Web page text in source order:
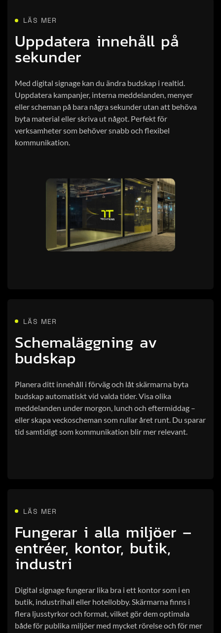
LÄS MER
Uppdatera innehåll på
sekunder
Med digital signage kan du ändra budskap i realtid.
Uppdatera kampanjer, interna meddelanden, menyer
eller scheman på bara några sekunder utan att behöva
byta material eller skriva ut något. Perfekt för
verksamheter som behöver snabb och flexibel
kommunikation.
LÄS MER
Schemaläggning av
budskap
Planera ditt innehåll i förväg och låt skärmarna byta
budskap automatiskt vid valda tider. Visa olika
meddelanden under morgon, lunch och eftermiddag –
eller skapa veckoscheman som rullar året runt. Du sparar
tid samtidigt som kommunikation blir mer relevant.
LÄS MER
Fungerar i alla miljöer –
entréer, kontor, butik,
industri
Digital signage fungerar lika bra i ett kontor som i en
butik, industrihall eller hotellobby. Skärmarna finns i
flera ljusstyrkor och format, vilket gör dem optimala
både för publika miljöer med mycket rörelse och för mer